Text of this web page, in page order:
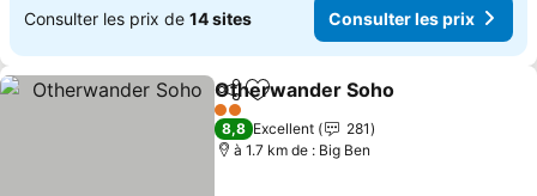
Consulter les prix de 14 sites Consulter les prix
PartagerAjouter à mes favoris
Otherwander Soho
2 Étoiles
8,8 Excellent
281
à 1.7 km de : Big Ben